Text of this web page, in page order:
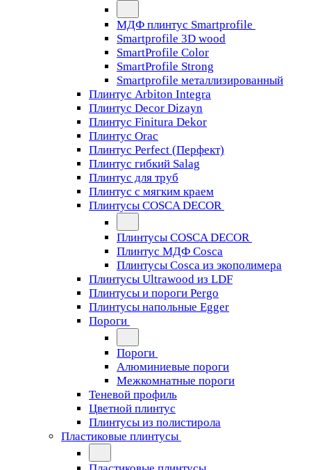
МДФ плинтус Smartprofile
Smartprofile 3D wood
SmartProfile Color
SmartProfile Strong
Smartprofile металлизированный
Плинтус Arbiton Integra
Плинтус Decor Dizayn
Плинтус Finitura Dekor
Плинтус Orac
Плинтус Perfect (Перфект)
Плинтус гибкий Salag
Плинтус для труб
Плинтус с мягким краем
Плинтусы COSCA DECOR
Плинтусы COSCA DECOR
Плинтус МДФ Cosca
Плинтусы Cosca из экополимера
Плинтусы Ultrawood из LDF
Плинтусы и пороги Pergo
Плинтусы напольные Egger
Пороги
Пороги
Алюминиевые пороги
Межкомнатные пороги
Теневой профиль
Цветной плинтус
Плинтусы из полистирола
Пластиковые плинтусы